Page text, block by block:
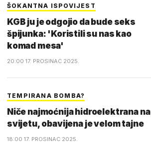
ŠOKANTNA ISPOVIJEST
KGB ju je odgojio da bude seks
špijunka: 'Koristili su nas kao
komad mesa'
20:00 17. PROSINAC 2025.
TEMPIRANA BOMBA?
Niče najmoćnija hidroelektrana na
svijetu, obavijena je velom tajne
18:00 17. PROSINAC 2025.